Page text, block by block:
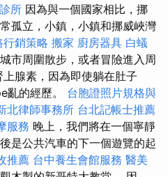
所 因為與一個國家相比，挪
孤立，小鎮，小鎮和挪威峽灣
行銷策略 搬家 廚房器具 白蟻
市周圍散步，或者冒險進入周
腺素，因為即使躺在肚子
亂的經歷。 台胞證照片規格與
北律師事務所 台北記帳士推薦
服務 晚上，我們將在一個寧靜
是公共汽車的下一個遊覽的起
推薦 台中養生會館服務 醫美